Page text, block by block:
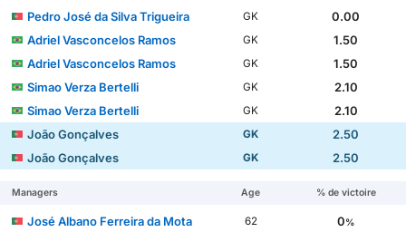
Pedro José da Silva Trigueira
GK
0.00
Adriel Vasconcelos Ramos
GK
1.50
Adriel Vasconcelos Ramos
GK
1.50
Simao Verza Bertelli
GK
2.10
Simao Verza Bertelli
GK
2.10
João Gonçalves
GK
2.50
João Gonçalves
GK 2.50
Managers Age % de victoire
José Albano Ferreira da Mota 62 0%